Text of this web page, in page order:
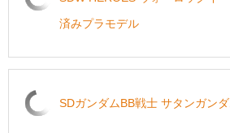
済みプラモデル
SDガンダムBB戦士 サタンガン